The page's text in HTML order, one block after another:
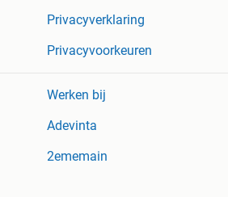
Privacyverklaring
Privacyvoorkeuren
Werken bij
Adevinta
2ememain